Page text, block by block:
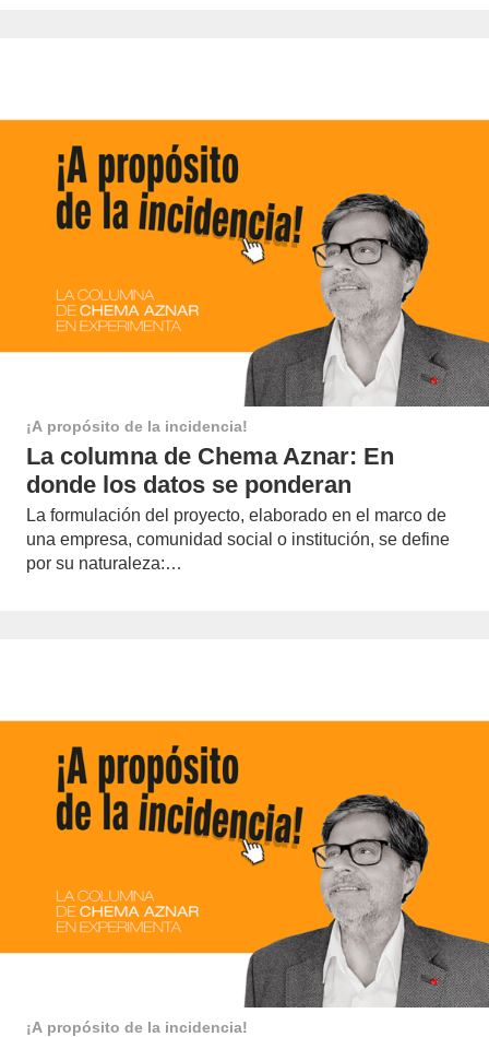
¡A propósito de la incidencia!
La columna de Chema Aznar: En
donde los datos se ponderan
La formulación del proyecto, elaborado en el marco de
una empresa, comunidad social o institución, se define
por su naturaleza:…
¡A propósito de la incidencia!